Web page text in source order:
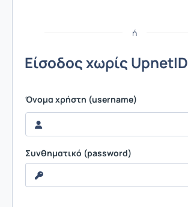
ή
Είσοδος χωρίς UpnetID
Όνομα χρήστη (username)
Συνθηματικό (password)